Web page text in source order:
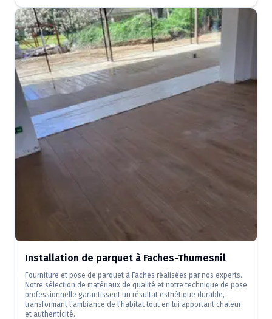
Installation de parquet à Faches-Thumesnil
Fourniture et pose de parquet à Faches réalisées par nos experts.
Notre sélection de matériaux de qualité et notre technique de pose
professionnelle garantissent un résultat esthétique durable,
transformant l'ambiance de l'habitat tout en lui apportant chaleur
et authenticité.